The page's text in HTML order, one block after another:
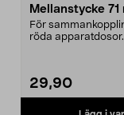
Mellanstycke 71
För
röda
29,90